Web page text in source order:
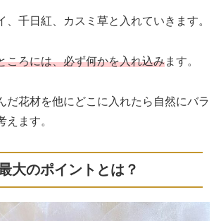
、千日紅、カスミ草と入れていきます。
ころには、必ず何かを入れ込みます。
だ花材を他にどこに入れたら自然にバラ
えます。
大のポイントとは？